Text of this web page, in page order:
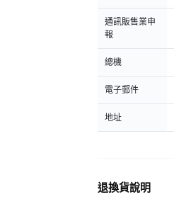
通訊販售業申
報
總機
電子郵件
地址
退換貨說明